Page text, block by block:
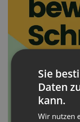
Sie
Daten
kann.
Wir nutzen